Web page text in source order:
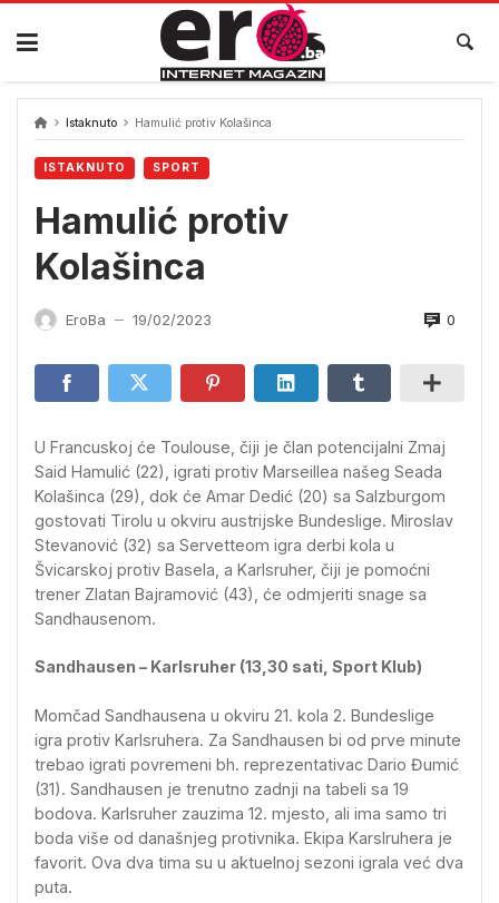
Skip
content
Istaknuto Hamulić protiv Kolašinca
ISTAKNUTO SPORT
Hamulić protiv
Kolašinca
EroBa — 19/02/2023 0
U Francuskoj će Toulouse, čiji je član potencijalni Zmaj
Said Hamulić (22), igrati protiv Marseillea našeg Seada
Kolašinca (29), dok će Amar Dedić (20) sa Salzburgom
gostovati Tirolu u okviru austrijske Bundeslige. Miroslav
Stevanović (32) sa Servetteom igra derbi kola u
Švicarskoj protiv Basela, a Karlsruher, čiji je pomoćni
trener Zlatan Bajramović (43), će odmjeriti snage sa
Sandhausenom.
Sandhausen – Karlsruher (13,30 sati, Sport Klub)
Momčad Sandhausena u okviru 21. kola 2. Bundeslige
igra protiv Karlsruhera. Za Sandhausen bi od prve minute
trebao igrati povremeni bh. reprezentativac Dario Đumić
(31). Sandhausen je trenutno zadnji na tabeli sa 19
bodova. Karlsruher zauzima 12. mjesto, ali ima samo tri
boda više od današnjeg protivnika. Ekipa Karslruhera je
favorit. Ova dva tima su u aktuelnoj sezoni igrala već dva
puta.